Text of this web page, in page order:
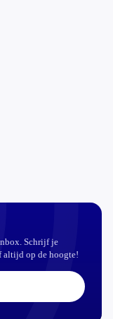
Schrijf je
altijd op de hoogte!